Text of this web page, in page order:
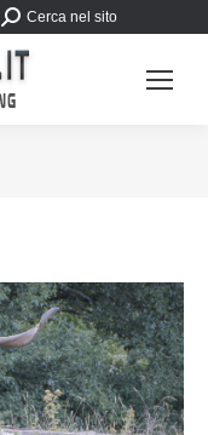
Search:Cerca nel sito